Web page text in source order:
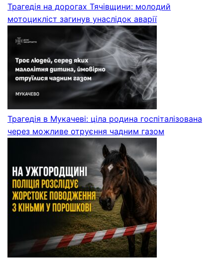
Трагедія на дорогах Тячівщини: молодий
мотоцикліст загинув унаслідок аварії
Трагедія в Мукачеві: ціла родина госпіталізована
через можливе отруєння чадним газом